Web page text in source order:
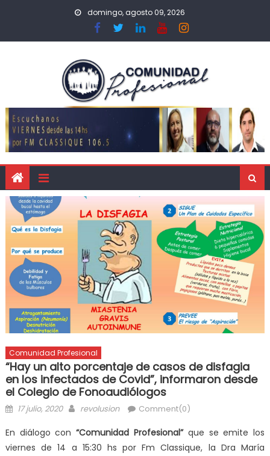
domingo, agosto 09, 2026
Comunidad Profesional
“Hay un alto porcentaje de casos de disfagia
en los infectados de Covid”, informaron desde
el Colegio de Fonoaudiólogos
17 julio, 2020 revolusion Comment(0)
En diálogo con“Comunidad Profesional”que se emite los
viernes de 14 a 15:30 hs por Fm Classique, la Dra María